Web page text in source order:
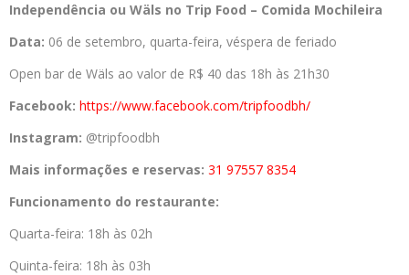
Independência ou Wäls no Trip Food – Comida Mochileira
Data: 06 de setembro, quarta-feira, véspera de feriado
Open bar de Wäls ao valor de R$ 40 das 18h às 21h30
Facebook: https://www.facebook.com/tripfoodbh/
Instagram: @tripfoodbh
Mais informações e reservas: 31 97557 8354
Funcionamento do restaurante:
Quarta-feira: 18h às 02h
Quinta-feira: 18h às 03h